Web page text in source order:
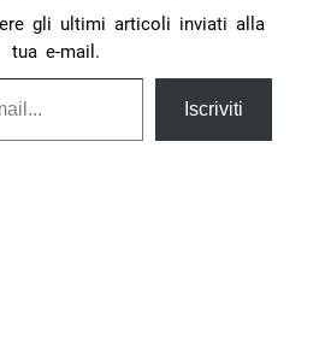
gli ultimi articoli inviati alla
tua e-mail.
Iscriviti